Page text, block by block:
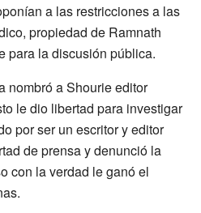
a las restricciones a las
propiedad de Ramnath
para la discusión pública.
nombró a Shourie editor
le dio libertad para investigar
por ser un escritor y editor
de prensa y denunció la
con la verdad le ganó el